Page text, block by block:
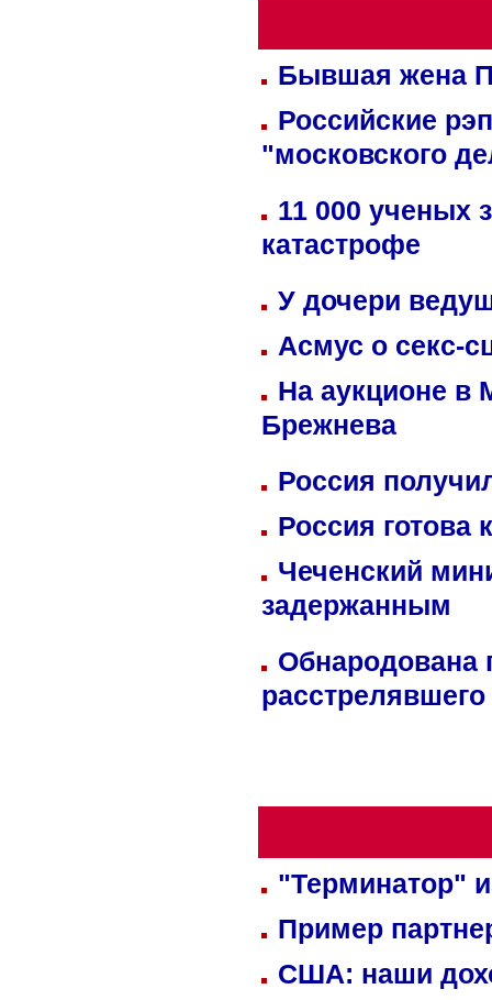
Бывшая жена
Российские
"московского
11 000 ученых
катастрофе
У дочери
Асмус о секс-
На аукционе в
Брежнева
Россия
Россия готова
Чеченский
задержанным
Обнародована
"Терминатор"
Пример
США: наши